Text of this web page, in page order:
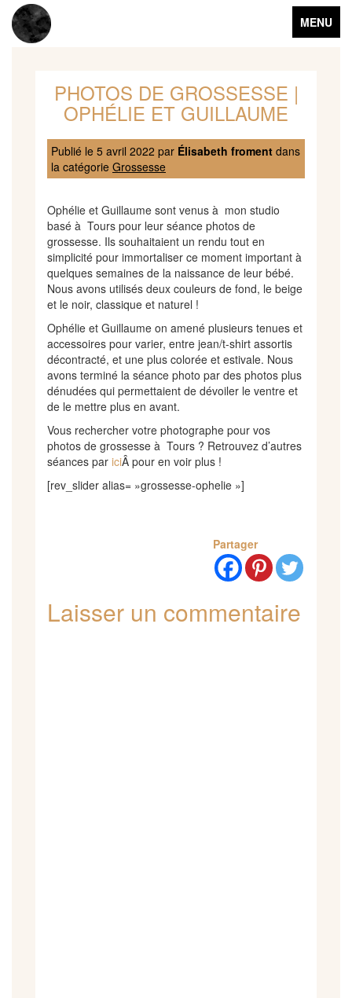
Toggle
navigation
MENU
PHOTOS DE GROSSESSE |
OPHÉLIE ET GUILLAUME
Publié le 5 avril 2022 par Élisabeth froment dans
la catégorie Grossesse
Ophélie et Guillaume sont venus à mon studio
basé à Tours pour leur séance photos de
grossesse. Ils souhaitaient un rendu tout en
simplicité pour immortaliser ce moment important à
quelques semaines de la naissance de leur bébé.
Nous avons utilisés deux couleurs de fond, le beige
et le noir, classique et naturel !
Ophélie et Guillaume on amené plusieurs tenues et
accessoires pour varier, entre jean/t-shirt assortis
décontracté, et une plus colorée et estivale. Nous
avons terminé la séance photo par des photos plus
dénudées qui permettaient de dévoiler le ventre et
de le mettre plus en avant.
Vous rechercher votre photographe pour vos
photos de grossesse à Tours ? Retrouvez d’autres
séances par iciÂ pour en voir plus !
[rev_slider alias= »grossesse-ophelie »]
Partager
Laisser un commentaire